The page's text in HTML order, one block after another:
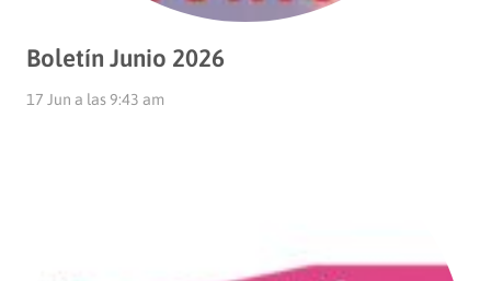
Boletín Junio 2026
17 Jun a las 9:43 am